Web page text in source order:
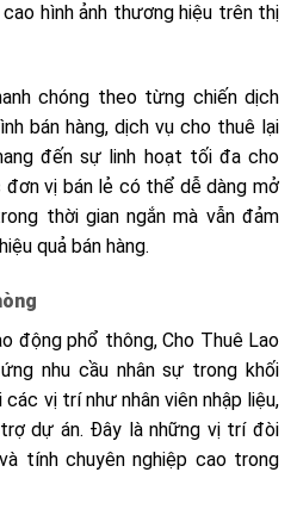
hình ảnh thương hiệu trên thị
chóng theo từng chiến dịch
bán hàng, dịch vụ cho thuê lại
đến sự linh hoạt tối đa cho
đơn vị bán lẻ có thể dễ dàng mở
thời gian ngắn mà vẫn đảm
quả bán hàng.
động phổ thông, Cho Thuê Lao
nhu cầu nhân sự trong khối
vị trí như nhân viên nhập liệu,
dự án. Đây là những vị trí đòi
tính chuyên nghiệp cao trong